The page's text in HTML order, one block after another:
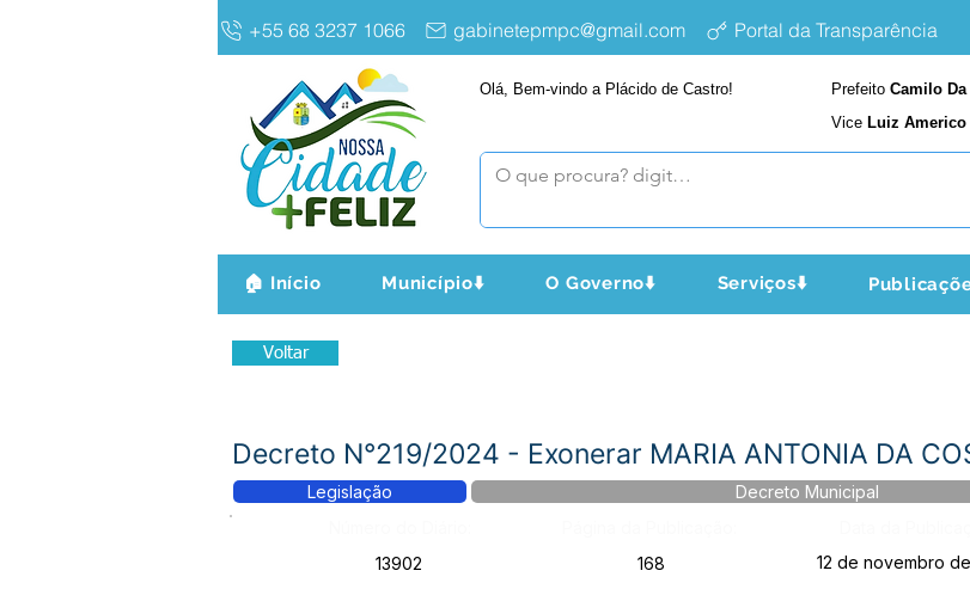
+55 68 3237 1066 gabinetepmpc@gmail.com Portal da Transparência
Olá, Bem-vindo a Plácido de Castro! Prefeito Camilo
Vice Luiz
🏠 Início Município⬇️ O Governo⬇️ Serviços⬇️
Voltar
Decreto N°219/2024 - Exonerar MARIA ANTONIA DA
Legislação
Decreto Municipal
13902
168 12 de novembro